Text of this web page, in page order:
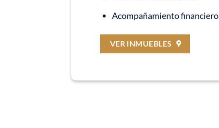
Acompañamiento financiero
VER INMUEBLES